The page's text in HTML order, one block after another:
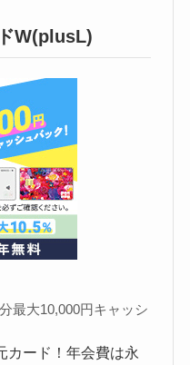
W(plusL)
最大10,000円キャッシ
カード！年会費は永